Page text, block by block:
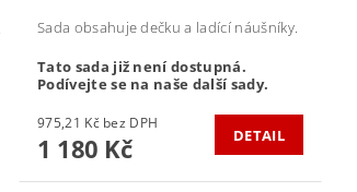
Sada obsahuje dečku a ladící náušníky.
Tato sada již není dostupná.
Podívejte se na naše další sady.
975,21 Kč bez DPH
1 180 Kč DETAIL